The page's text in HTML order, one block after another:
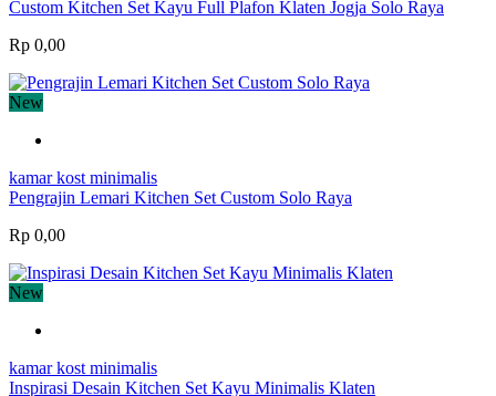
Custom Kitchen Set Kayu Full Plafon Klaten Jogja Solo Raya
Rp 0,00
New
kamar kost minimalis
Pengrajin Lemari Kitchen Set Custom Solo Raya
Rp 0,00
New
kamar kost minimalis
Inspirasi Desain Kitchen Set Kayu Minimalis Klaten